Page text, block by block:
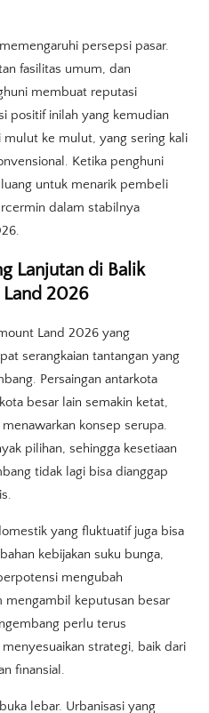
persepsi pasar.
fasilitas umum, dan
membuat reputasi
positif inilah yang kemudian
ke mulut, yang sering kali
Ketika penghuni
untuk menarik pembeli
dalam stabilnya
Lanjutan di Balik
Land 2026
Land 2026 yang
serangkaian tantangan yang
Persaingan antarkota
besar lain semakin ketat,
konsep serupa.
pilihan, sehingga kesetiaan
tidak lagi bisa dianggap
yang fluktuatif juga bisa
kebijakan suku bunga,
mengubah
mengambil keputusan besar
perlu terus
strategi, baik dari
finansial.
lebar. Urbanisasi yang